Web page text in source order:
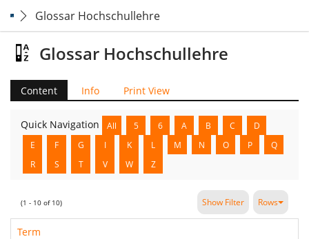
Glossar Hochschullehre
Glossar Hochschullehre
Content Info Print View
Quick Navigation All 5 6 A B C
D
E
F G I K L M N O P
Q
R
S T V W Z
(1 - 10 of 10) Show Filter Rows
Term